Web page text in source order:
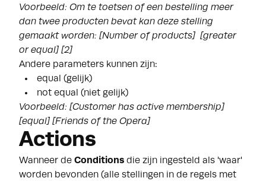
Voorbeeld: Om te toetsen of een bestelling meer
dan twee producten bevat kan deze stelling
gemaakt worden: [Number of products] [greater
or equal] [2]
Andere parameters kunnen zijn:
equal (gelijk)
not equal (niet gelijk)
Voorbeeld: [Customer has active membership]
[equal] [Friends of the Opera]
Actions
Wanneer de Conditions die zijn ingesteld als 'waar'
worden bevonden (alle stellingen in de regels met